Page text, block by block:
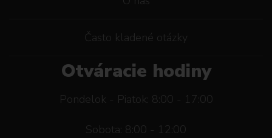
Často kladené otázky
Otváracie hodiny
Pondelok - Piatok: 8:00 - 17:00
Sobota: 8:00 - 12:00